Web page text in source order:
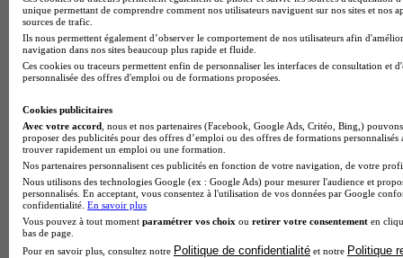
Master CCA en alternance
BTS Ndrc en alternance
BTS Sam en alternance
Cap Fleuriste en alternance
BTS Sio en alternance
BTS Gpme en alternance
Cap Electricien en alternance
BTS Gpn en alternance
BTS Domotique en alternance
BAC Pro Agora en alternance
BTS Sta en alternance
BTS Iris en alternance
BTS Tpl en alternance
BTS Ati en alternance
unique permettant de comprendre comment nos utilisateurs naviguent sur nos sites et nos
sources de trafic.
Ils nous permettent également d’observer le comportement de nos utilisateurs afin
navigation dans nos sites beaucoup plus rapide et fluide.
Ces cookies ou traceurs permettent enfin de personnaliser les interfaces de consultation et
personnalisée des offres d'emploi ou de formations proposées.
Cookies publicitaires
Avec votre accord , nous et nos partenaires (Facebook, Google Ads, Critéo, Bing,)
proposer des publicités pour des offres d’emploi ou des offres de formations
trouver rapidement un emploi ou une formation.
Nos partenaires personnalisent ces publicités en fonction de votre navigation, de votre
Nous utilisons des technologies Google (ex : Google Ads) pour mesurer l'audience et
personnalisés. En acceptant, vous consentez à l'utilisation de vos données par Google
confidentialité. En savoir plus
Vous pouvez à tout moment paramétrer vos choix ou retirer votre consentement en
bas de page.
Pour en savoir plus, consultez notre Politique de confidentialité et notre Politique